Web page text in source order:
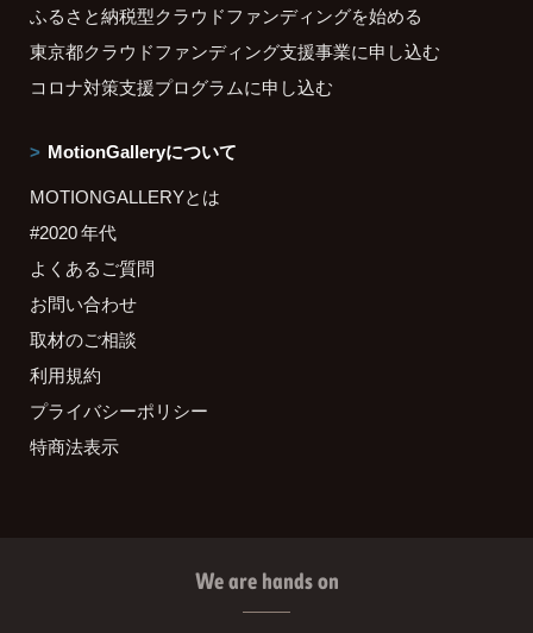
ふるさと納税型クラウドファンディングを始める
東京都クラウドファンディング支援事業に申し込む
コロナ対策支援プログラムに申し込む
MotionGalleryについて
MOTIONGALLERYとは
#2020 年代
よくあるご質問
お問い合わせ
取材のご相談
利用規約
プライバシーポリシー
特商法表示
We are hands on